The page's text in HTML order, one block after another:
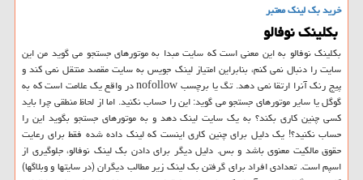
خرید بک لینک معتبر
بکلینک نوفالو
بکلینک نوفالو به این معنی است که سایت مبدا به موتورهای جستجو می گوید من این
سایت را دنبال نمی کنم، بنابراین امتیاز لینک جویس به سایت مقصد منتقل نمی کند و
پیج رنک آنرا ارتقا نمی دهد. تگ یا برچسب nofollow در واقع یک علامت است که به
گوگل یا سایر موتورهای جستجو می گوید: این را حساب نکنید. اما از لحاظ منطقی چرا باید
کسی چنین کاری بکند؟ به یک سایت لینک دهد و به موتورهای جستجو بگوید این را
حساب نکنید؟! یک دلیل برای چنین کاری اینست که لینک داده شده فقط برای رعایت
حقوق مالکیت معنوی باشد و بس. دلیل دیگر برای دادن بک لینک نوفالو، جلوگیری از
اسپم است. تعدادی افراد برای گرفتن بک لینک زیر مطالب دیگران (در سایتها و وبلاگها)